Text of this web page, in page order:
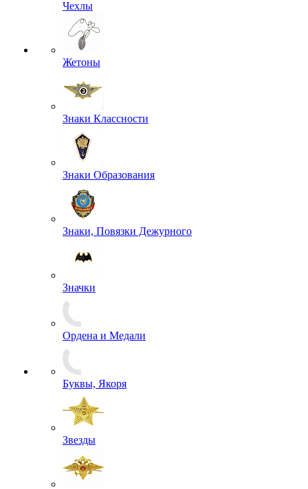
Спальные мешки, подушки, одеяла
Спецсредства и аксессуары
Сумки
Чехлы
Жетоны
Знаки Классности
Знаки Образования
Знаки, Повязки Дежурного
Значки